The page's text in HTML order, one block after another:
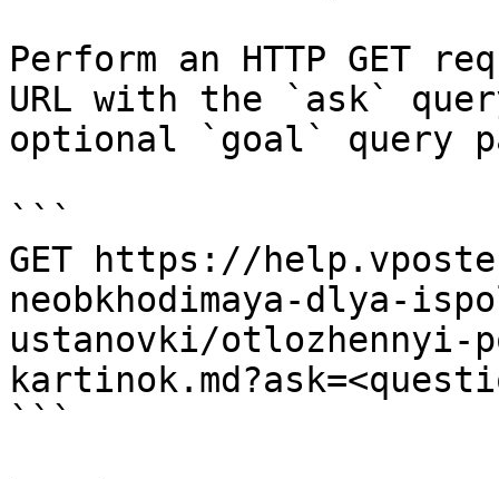
Perform an HTTP GET
URL with the `ask`
optional `goal` query
```
GET https://
neobkhodimaya-dlya-
ustanovki/otlozhennyi-
```